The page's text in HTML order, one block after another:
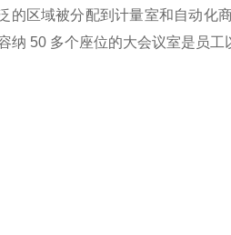
的区域被分配到计量室和自动化
纳 50 多个座位的大会议室是员工